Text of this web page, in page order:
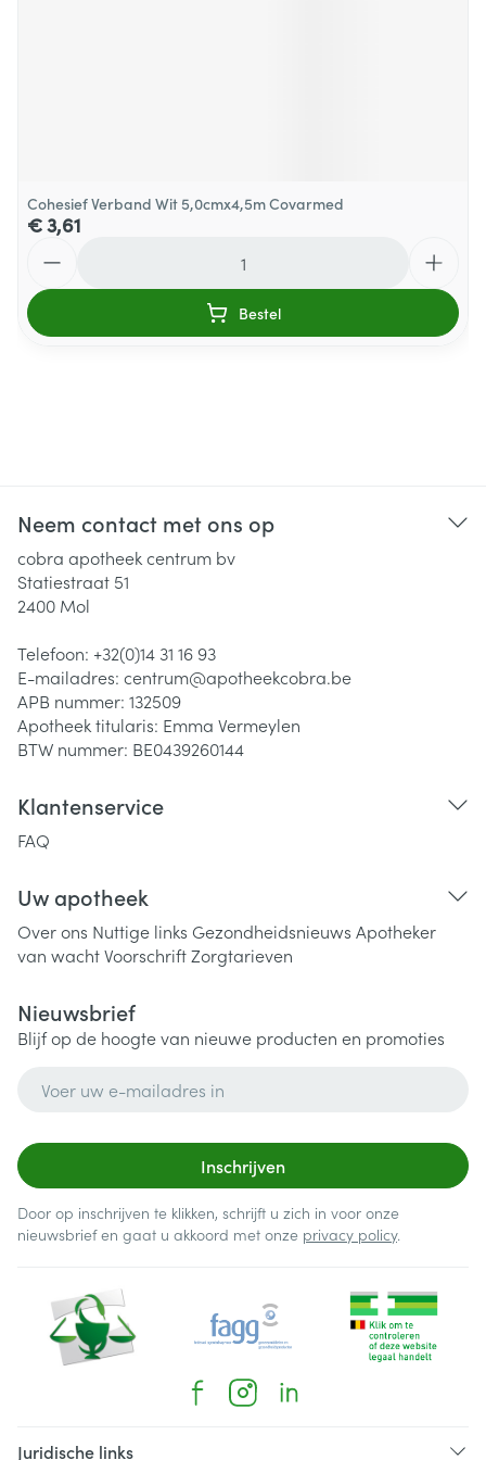
Cohesief Verband Wit 5,0cmx4,5m Covarmed
€ 3,61
Bestel
Neem contact met ons op
cobra apotheek centrum bv
Statiestraat 51
2400 Mol
Telefoon: +32(0)14 31 16 93
E-mailadres: centrum@apotheekcobra.be
APB nummer: 132509
Apotheek titularis: Emma Vermeylen
BTW nummer: BE0439260144
Klantenservice
FAQ
Uw apotheek
Over ons Nuttige links Gezondheidsnieuws Apotheker
van wachtVoorschriftZorgtarieven
Nieuwsbrief
Blijf op de hoogte van nieuwe producten en promoties
Inschrijven
Door op inschrijven te klikken, schrijft u zich in voor onze
nieuwsbrief en gaat u akkoord met onze privacy policy.
Juridische links